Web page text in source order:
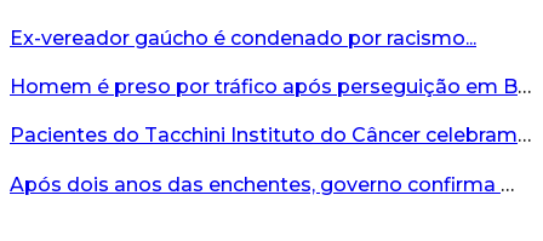
Ex-vereador gaúcho é condenado por racismo...
Homem é preso por tráfico após perseguição em Bento Gonçalves...
Pacientes do Tacchini Instituto do Câncer celebram Dia dos Pais com cuidado e relaxamento...
Após dois anos das enchentes, governo confirma mais de R$19 milhões para nova ponte no Vale do Taquari...